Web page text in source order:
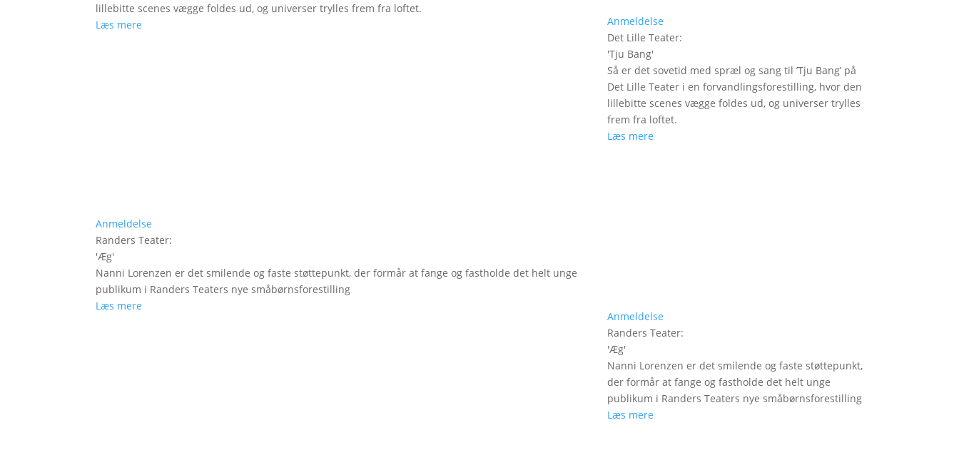
lillebitte scenes vægge foldes ud, og universer trylles frem fra loftet.
Læs mere
Anmeldelse
Randers Teater:
'Æg'
Nanni Lorenzen er det smilende og faste støttepunkt, der formår at fange og fastholde det helt unge
publikum i Randers Teaters nye småbørnsforestilling
Læs mere
Anmeldelse
Det Lille Teater:
'Tju Bang'
Så er det sovetid med spræl og sang til ’Tju Bang’ på
Det Lille Teater i en forvandlingsforestilling, hvor den
lillebitte scenes vægge foldes ud, og universer trylles
frem fra loftet.
Læs mere
Anmeldelse
Randers Teater:
'Æg'
Nanni Lorenzen er det smilende og faste støttepunkt,
der formår at fange og fastholde det helt unge
publikum i Randers Teaters nye småbørnsforestilling
Læs mere